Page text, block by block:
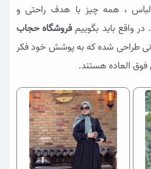
، همه چیز با هدف راحتی و
واقع باید بگوییمفروشگاه حجاب
طراحی شده که به پوشش خود فکر
فوق العاده هستند.